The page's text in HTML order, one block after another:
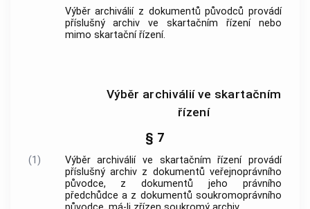
Výběr archiváliíz dokumentů původců provádí
příslušnýarchiv ve skartačním řízení nebo
mimo skartační řízení.
Výběr archiválií ve skartačním
řízení
§ 7
(1) Výběr archiváliíve skartačním řízení provádí
příslušný archivz dokumentů veřejnoprávního
původce, zdokumentů jeho právního
předchůdce a z dokumentů soukromoprávního